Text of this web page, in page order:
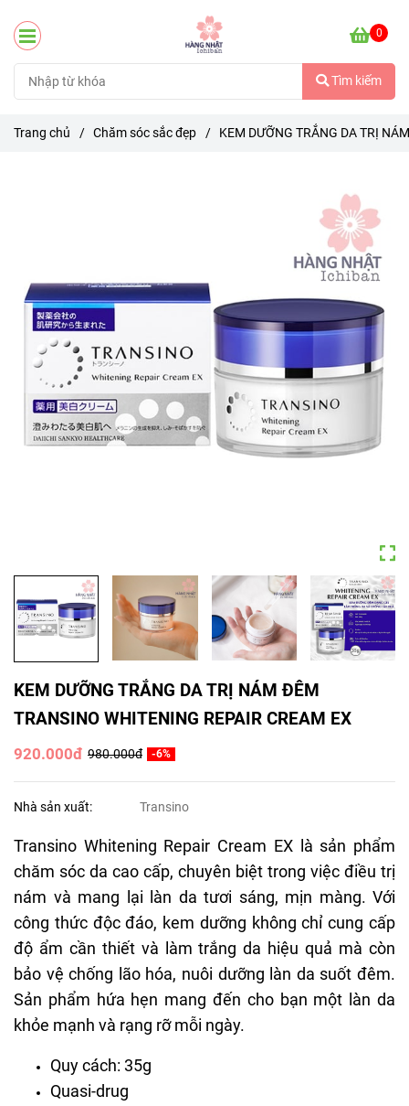
0
Tìm kiếm
Trang chủ / Chăm sóc sắc đẹp / KEM DƯỠNG TRẮNG DA TRỊ
KEM DƯỠNG TRẮNG DA TRỊ NÁM ĐÊM
TRANSINO WHITENING REPAIR CREAM EX
920.000đ 980.000đ -6%
Nhà sản xuất: Transino
Transino Whitening Repair Cream EX là sản phẩm
chăm sóc da cao cấp, chuyên biệt trong việc điều trị
nám và mang lại làn da tươi sáng, mịn màng. Với
công thức độc đáo, kem dưỡng không chỉ cung cấp
độ ẩm cần thiết và làm trắng da hiệu quả mà còn
bảo vệ chống lão hóa, nuôi dưỡng làn da suốt đêm.
Sản phẩm hứa hẹn mang đến cho bạn một làn da
khỏe mạnh và rạng rỡ mỗi ngày.
Quy cách: 35g
Quasi-drug